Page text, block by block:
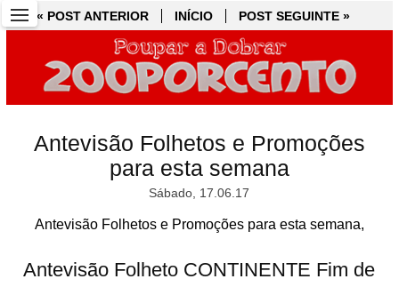
« POST ANTERIOR INÍCIO POST SEGUINTE »
Antevisão Folhetos e Promoções
para esta semana
Sábado, 17.06.17
Antevisão Folhetos e Promoções para esta semana,
Antevisão Folheto CONTINENTE Fim de
« POST ANTERIOR INÍCIO POST SEGUINTE »